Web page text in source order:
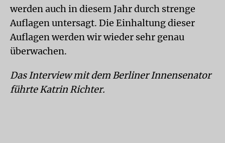
werden auch in diesem Jahr durch strenge
Auflagen untersagt. Die Einhaltung dieser
Auflagen werden wir wieder sehr genau
überwachen.
Das Interview mit dem Berliner Innensenator
führte Katrin Richter.